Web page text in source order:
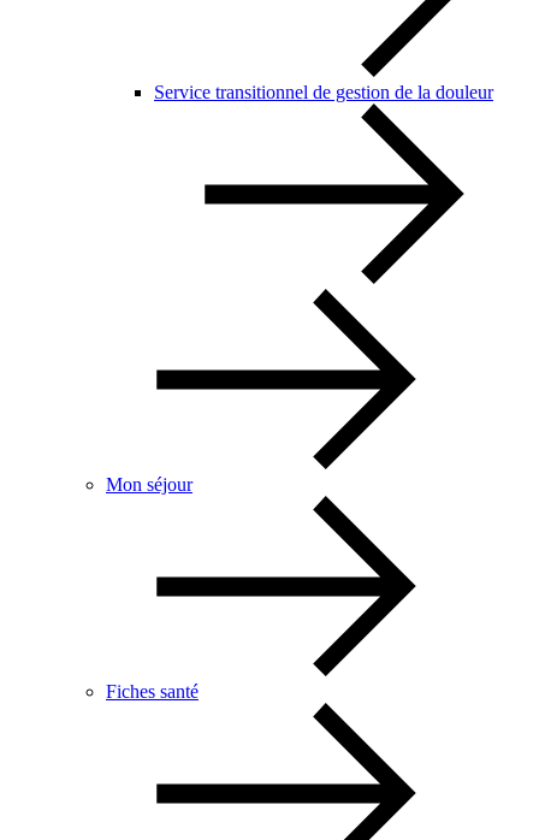
Service transitionnel de gestion de la douleur
Mon séjour
Fiches santé